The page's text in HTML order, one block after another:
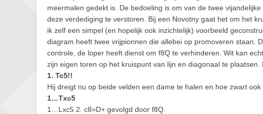
meermalen gedekt is. De bedoeling is om van de twee
deze verdediging te verstoren. Bij een Novotny gaat het om het
ik zelf een simpel (en hopelijk ook inzichtelijk) voorbeeld
diagram heeft twee vrijpionnen die allebei op promoveren staan.
controle, de loper heeft dienst om f8Q te verhinderen. Wit kan
zijn eigen toren op het kruispunt van lijn en diagonaal te plaatsen.
1. Tc5!!
Hij dreigt nu op beide velden een dame te halen en hoe zwart
1…Txc5
1…Lxc5 2. c8=D+ gevolgd door f8Q.